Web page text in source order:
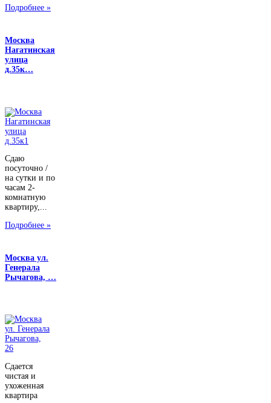
Подробнее »
Москва
Нагатинская
улица
д.35к…
Сдаю
посуточно /
на сутки и по
часам 2-
комнатную
квартиру,...
Подробнее »
Москва ул.
Генерала
Рычагова, …
Сдается
чистая и
ухоженная
квартира